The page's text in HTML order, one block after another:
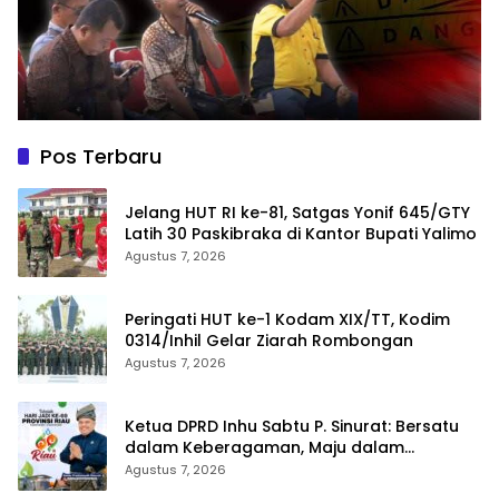
Pos Terbaru
Jelang HUT RI ke-81, Satgas Yonif 645/GTY
Latih 30 Paskibraka di Kantor Bupati Yalimo
Agustus 7, 2026
Peringati HUT ke-1 Kodam XIX/TT, Kodim
0314/Inhil Gelar Ziarah Rombongan
Agustus 7, 2026
Ketua DPRD Inhu Sabtu P. Sinurat: Bersatu
dalam Keberagaman, Maju dalam
Pembangunan di HUT ke-69 Provinsi Riau
Agustus 7, 2026